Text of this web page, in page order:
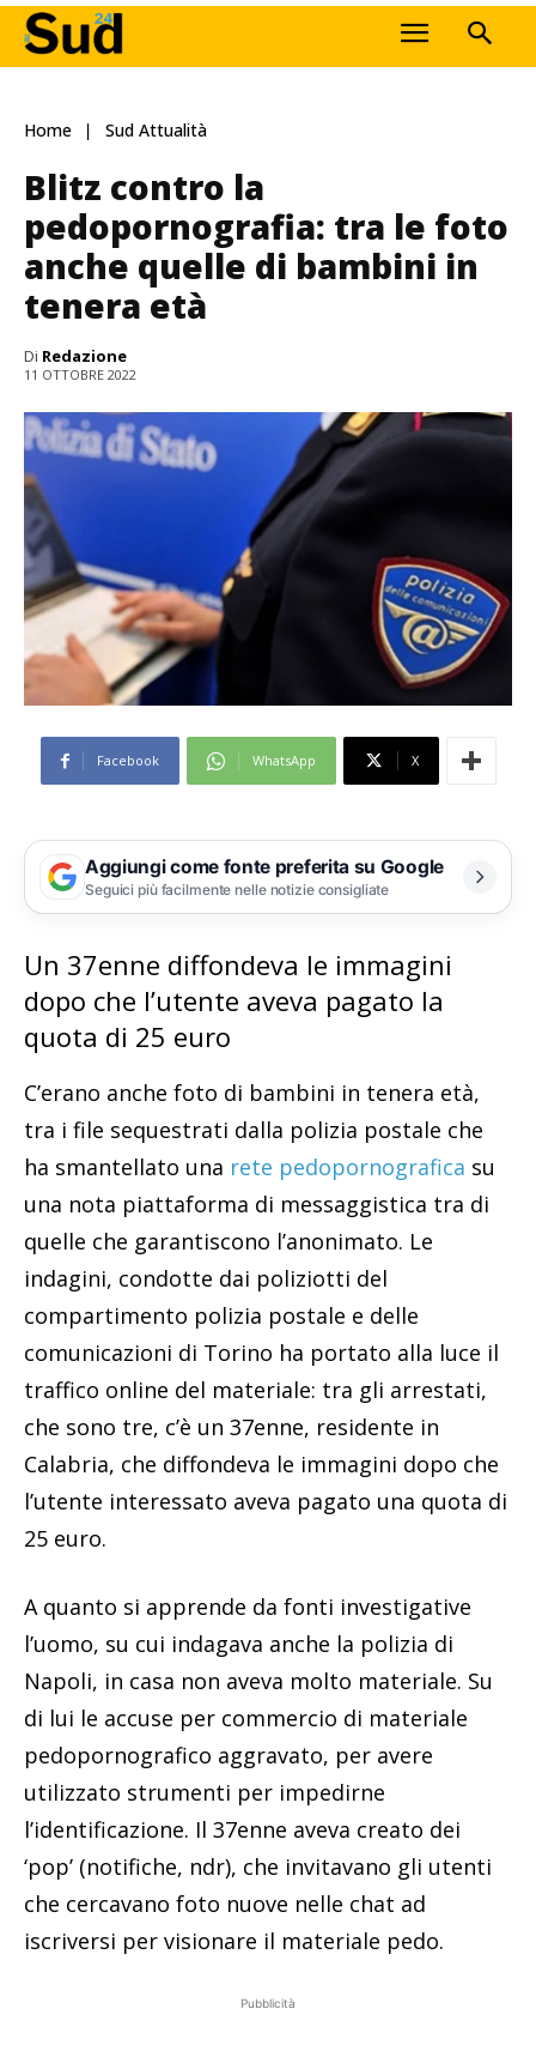
Home Sud Attualità
Blitz contro la
pedopornografia: tra le foto
anche quelle di bambini in
tenera età
Di Redazione
11 OTTOBRE 2022
Facebook WhatsApp X
Aggiungi come fonte preferita su Google
Seguici più facilmente nelle notizie consigliate
Un 37enne diffondeva le immagini
dopo che l’utente aveva pagato la
quota di 25 euro
C’erano anche foto di bambini in tenera età,
tra i file sequestrati dalla polizia postale che
ha smantellato una rete pedopornografica su
una nota piattaforma di messaggistica tra di
quelle che garantiscono l’anonimato. Le
indagini, condotte dai poliziotti del
compartimento polizia postale e delle
comunicazioni di Torino ha portato alla luce il
traffico online del materiale: tra gli arrestati,
che sono tre, c’è un 37enne, residente in
Calabria, che diffondeva le immagini dopo che
l’utente interessato aveva pagato una quota di
25 euro.
A quanto si apprende da fonti investigative
l’uomo, su cui indagava anche la polizia di
Napoli, in casa non aveva molto materiale. Su
di lui le accuse per commercio di materiale
pedopornografico aggravato, per avere
utilizzato strumenti per impedirne
l’identificazione. Il 37enne aveva creato dei
‘pop’ (notifiche, ndr), che invitavano gli utenti
che cercavano foto nuove nelle chat ad
iscriversi per visionare il materiale pedo.
Pubblicità